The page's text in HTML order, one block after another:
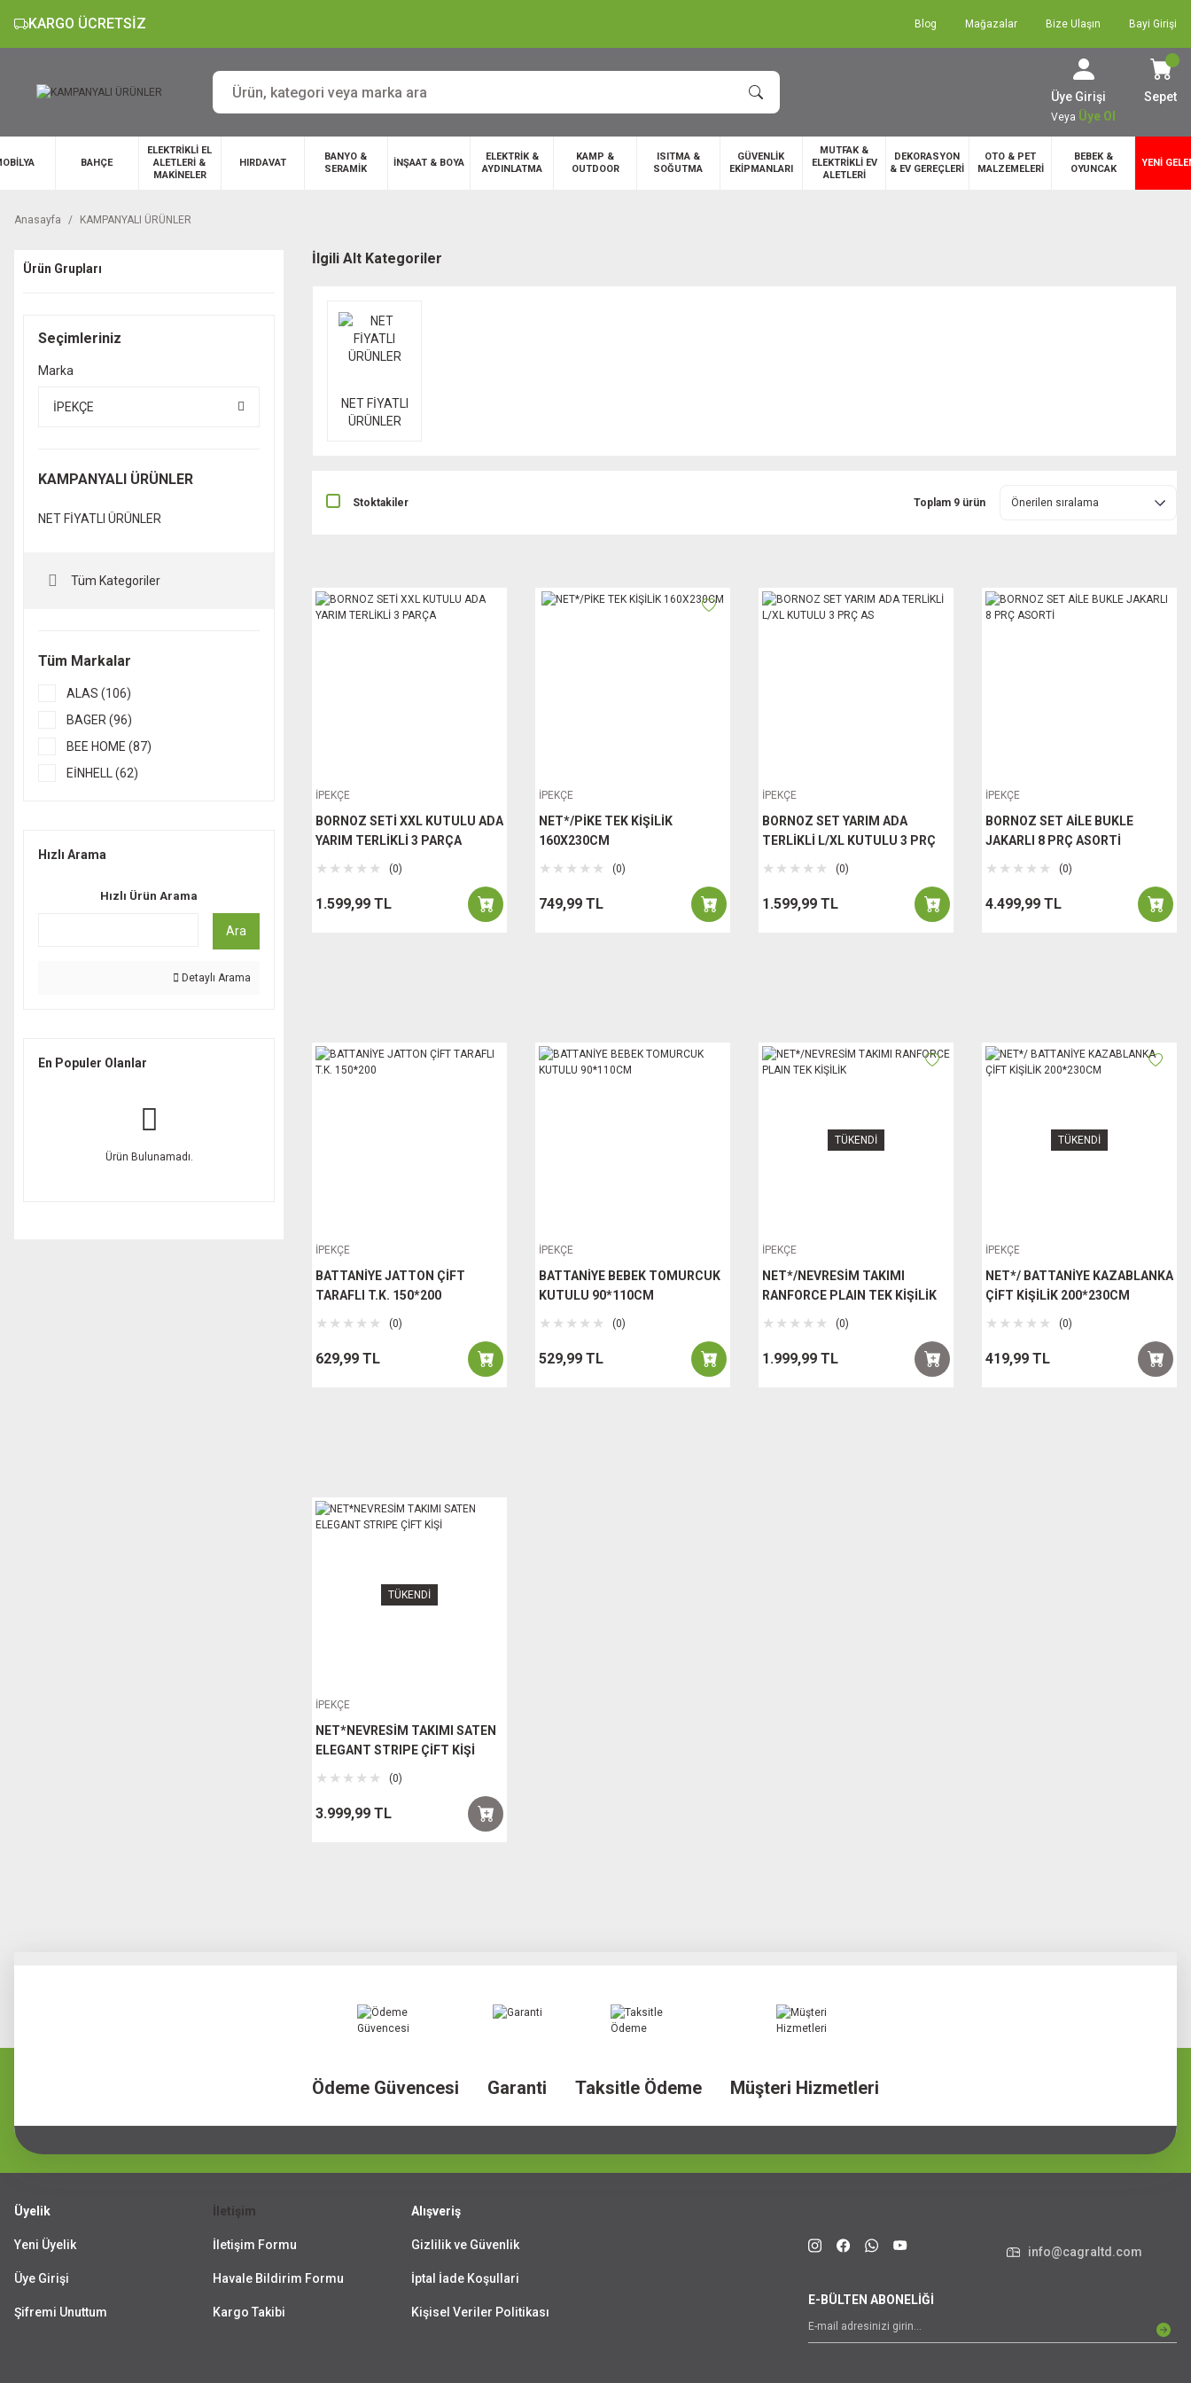
KARGO ÜCRETSİZ Blog Mağazalar Bize Ulaşın Bayi Girişi
Üye Girişi
Veya Üye Ol
Sepet
BAHÇE
ELEKTRİKLİ EL
ALETLERİ &
MAKİNELER
HIRDAVAT
BANYO &
SERAMİK
İNŞAAT & BOYA
ELEKTRİK &
AYDINLATMA
KAMP &
OUTDOOR
ISITMA &
SOĞUTMA
GÜVENLİK
EKİPMANLARI
MUTFAK &
ELEKTRİKLİ EV
ALETLERİ
DEKORASYON
& EV GEREÇLERİ
OTO & PET
MALZEMELERİ
BEBEK &
OYUNCAK
YENİ
Anasayfa KAMPANYALI ÜRÜNLER
Ürün Grupları
Seçimleriniz
Marka
İPEKÇE
KAMPANYALI ÜRÜNLER
NET FİYATLI ÜRÜNLER
Tüm Kategoriler
Tüm Markalar
ALAS (106)
BAGER (96)
BEE HOME (87)
EİNHELL (62)
DURA TİLES (21)
MAİNZU (9)
TOYSİLLA (1)
Hızlı Arama
Hızlı Ürün Arama
Ara
Detaylı Arama
En Populer Olanlar
Ürün Bulunamadı.
İlgili Alt Kategoriler
NET FİYATLI
ÜRÜNLER
Stoktakiler Toplam 9 ürün
İPEKÇE
BORNOZ SETİ XXL KUTULU ADA
YARIM TERLİKLİ 3 PARÇA
(0)
1.599,99 TL
İPEKÇE
NET*/PİKE TEK KİŞİLİK
160X230CM
(0)
749,99 TL
İPEKÇE
BORNOZ SET YARIM ADA
TERLİKLİ L/XL KUTULU 3 PRÇ
(0)
1.599,99 TL
İPEKÇE
BORNOZ SET AİLE BUKLE
JAKARLI 8 PRÇ ASORTİ
(0)
4.499,99 TL
İPEKÇE
BATTANİYE JATTON ÇİFT
TARAFLI T.K. 150*200
(0)
629,99 TL
İPEKÇE
BATTANİYE BEBEK TOMURCUK
KUTULU 90*110CM
(0)
529,99 TL
TÜKENDİ
İPEKÇE
NET*/NEVRESİM TAKIMI
RANFORCE PLAIN TEK KİŞİLİK
(0)
1.999,99 TL
TÜKENDİ
İPEKÇE
NET*/ BATTANİYE KAZABLANKA
ÇİFT KİŞİLİK 200*230CM
(0)
419,99 TL
TÜKENDİ
İPEKÇE
NET*NEVRESİM TAKIMI SATEN
ELEGANT STRIPE ÇİFT KİŞİ
(0)
3.999,99 TL
Ödeme Güvencesi Garanti Taksitle Ödeme Müşteri Hizmetleri
Üyelik
Yeni Üyelik
Üye Girişi
Şifremi Unuttum
İletişim
İletişim Formu
Havale Bildirim Formu
Kargo Takibi
Alışveriş
Gizlilik ve Güvenlik
İptal İade Koşullari
Kişisel Veriler Politikası
info@cagraltd.com
E-BÜLTEN ABONELİĞİ